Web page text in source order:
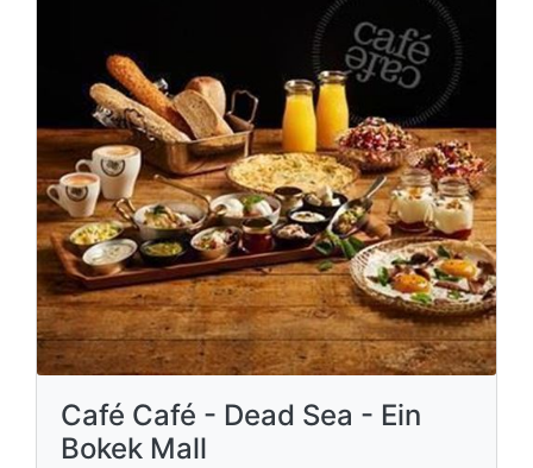
Café Café - Dead Sea - Ein
Bokek Mall